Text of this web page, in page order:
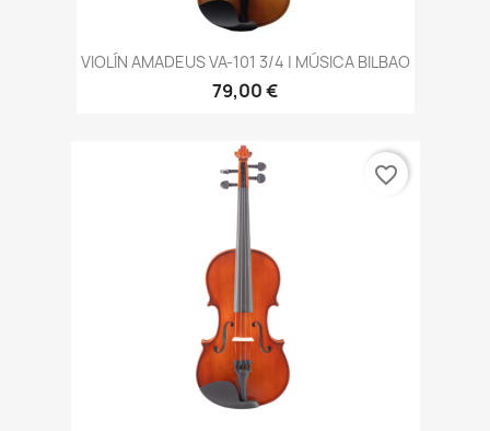
VIOLÍN AMADEUS VA-101 3/4 | MÚSICA BILBAO
79,00 €
favorite_border